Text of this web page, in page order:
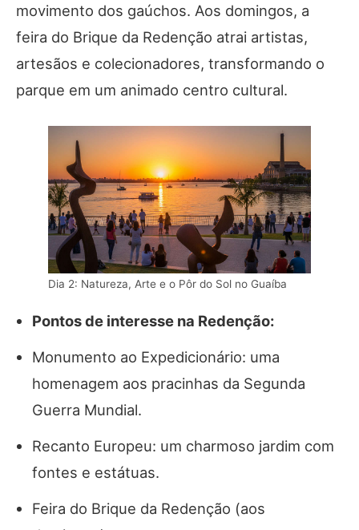
movimento dos gaúchos. Aos domingos, a
feira do Brique da Redenção atrai artistas,
artesãos e colecionadores, transformando o
parque em um animado centro cultural.
Dia 2: Natureza, Arte e o Pôr do Sol no Guaíba
Pontos de interesse na Redenção:
Monumento ao Expedicionário: uma
homenagem aos pracinhas da Segunda
Guerra Mundial.
Recanto Europeu: um charmoso jardim com
fontes e estátuas.
Feira do Brique da Redenção (aos